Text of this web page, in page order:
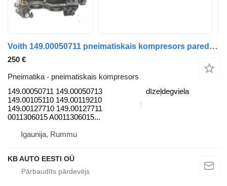
Voith 149.00050711 pneimatiskais kompresors paredzēts Mercedes-Benz Actros MP4 Antos Arocs (2012-) kravas automašīnas
250 €
Pneimatika - pneimatiskais kompresors
149.00050711 149.00050713
149.00105110 149.00119210
149.00127710 149.00127711
0011306015 A0011306015...
dīzeļdegviela
Igaunija, Rummu
KB AUTO EESTI OÜ